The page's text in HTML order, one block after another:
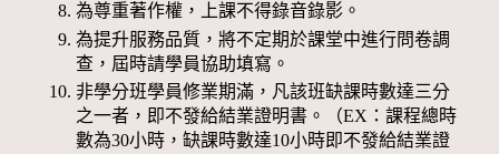
為尊重著作權，上課不得錄音錄影。
為提升服務品質，將不定期於課堂中進行問卷調
查，屆時請學員協助填寫。
非學分班學員修業期滿，凡該班缺課時數達三分
之一者，即不發給結業證明書。（EX：課程總時
數為30小時，缺課時數達10小時即不發給結業證